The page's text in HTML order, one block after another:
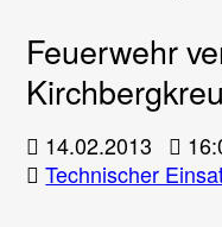
Feuerwehr
14.02.2013
Technischer